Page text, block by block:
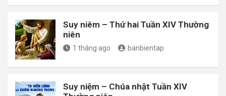
Suy niêm – Thứ hai Tuần XIV Thường
niên
1 tháng ago banbientap
Suy niệm – Chúa nhật Tuần XIV